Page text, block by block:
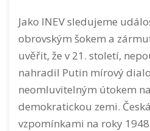
Jako INEV sledujeme
obrovským šokem a
uvěřit, že v 21. století,
nahradil Putin mírový
neomluvitelným útokem
demokratickou zemi.
vzpomínkami na roky 1948